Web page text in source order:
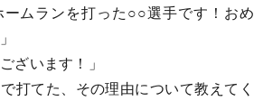
ムランを打った○○選手です！おめ
ざいます！」
打てた、その理由について教えてく